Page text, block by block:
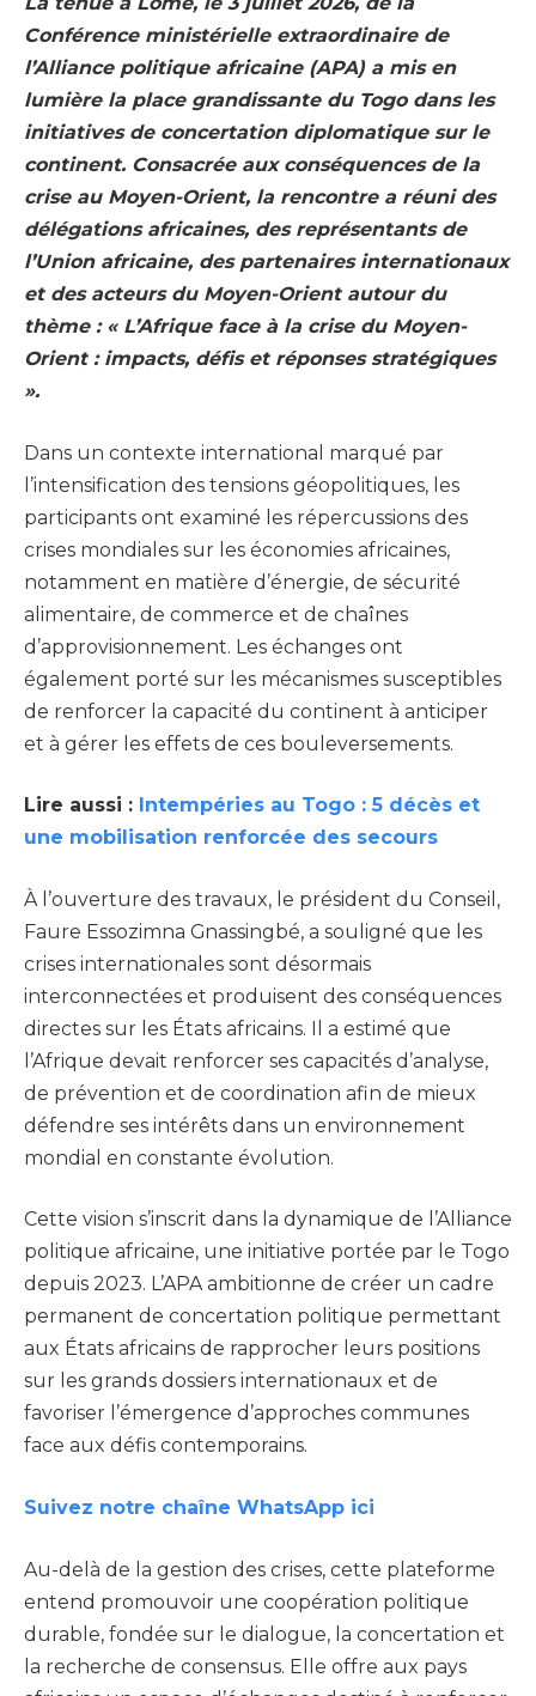
Conférence ministérielle extraordinaire de
l’Alliance politique africaine (APA) a mis en
lumière la place grandissante du Togo dans les
initiatives de concertation diplomatique sur le
continent. Consacrée aux conséquences de la
crise au Moyen-Orient, la rencontre a réuni des
délégations africaines, des représentants de
l’Union africaine, des partenaires internationaux
et des acteurs du Moyen-Orient autour du
thème : « L’Afrique face à la crise du Moyen-
Orient : impacts, défis et réponses stratégiques
».
Dans un contexte international marqué par
l’intensification des tensions géopolitiques, les
participants ont examiné les répercussions des
crises mondiales sur les économies africaines,
notamment en matière d’énergie, de sécurité
alimentaire, de commerce et de chaînes
d’approvisionnement. Les échanges ont
également porté sur les mécanismes susceptibles
de renforcer la capacité du continent à anticiper
et à gérer les effets de ces bouleversements.
Lire aussi : Intempéries au Togo : 5 décès et
une mobilisation renforcée des secours
À l’ouverture des travaux, le président du Conseil,
Faure Essozimna Gnassingbé, a souligné que les
crises internationales sont désormais
interconnectées et produisent des conséquences
directes sur les États africains. Il a estimé que
l’Afrique devait renforcer ses capacités d’analyse,
de prévention et de coordination afin de mieux
défendre ses intérêts dans un environnement
mondial en constante évolution.
Cette vision s’inscrit dans la dynamique de l’Alliance
politique africaine, une initiative portée par le Togo
depuis 2023. L’APA ambitionne de créer un cadre
permanent de concertation politique permettant
aux États africains de rapprocher leurs positions
sur les grands dossiers internationaux et de
favoriser l’émergence d’approches communes
face aux défis contemporains.
Suivez notre chaîne WhatsApp ici
Au-delà de la gestion des crises, cette plateforme
entend promouvoir une coopération politique
durable, fondée sur le dialogue, la concertation et
la recherche de consensus. Elle offre aux pays